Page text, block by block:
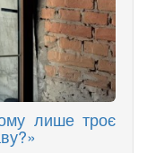
лише троє